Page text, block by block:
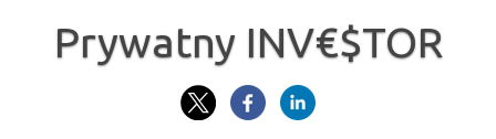
Prywatny INV€$TOR